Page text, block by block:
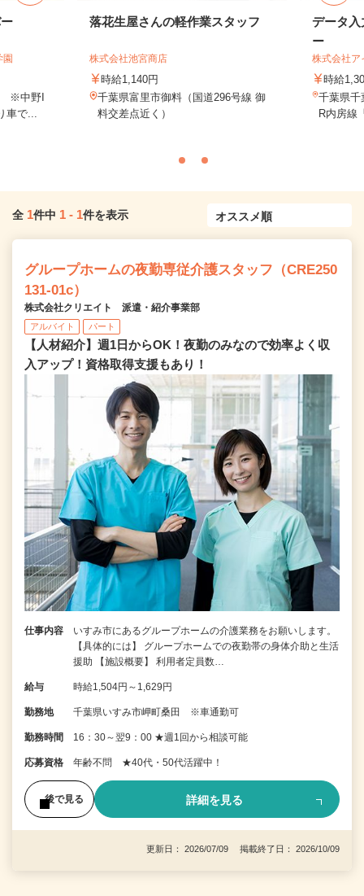
園
※中野I
車で...
落花生屋さんの軽作業スタッフ
株式会社池宮商店
時給1,140円
千葉県富里市御料（国道296号線 御
料交差点近く）
データ入
ー
株式会社ア
時給
千葉県千
R内房線
全 1件中 1 - 1件を表示
グループホームの夜勤専従介護スタッフ（CRE250
131-01c）
株式会社クリエイト 派遣・紹介事業部
アルバイト パート
【人材紹介】週1日からOK！夜勤のみなので効率よく収
入アップ！資格取得支援もあり！
仕事内容
いすみ市にあるグループホームの介護業務をお願いします。
【具体的には】 グループホームでの夜勤帯の身体介助と生活
援助 【施設概要】 利用者定員数…
給与 時給1,504円～1,629円
勤務地 千葉県いすみ市岬町桑田 ※車通勤可
勤務時間 16：30～翌9：00 ★週1回から相談可能
応募資格 年齢不問 ★40代・50代活躍中！
後で見る 詳細を見る
更新日： 2026/07/09 掲載終了日： 2026/10/09